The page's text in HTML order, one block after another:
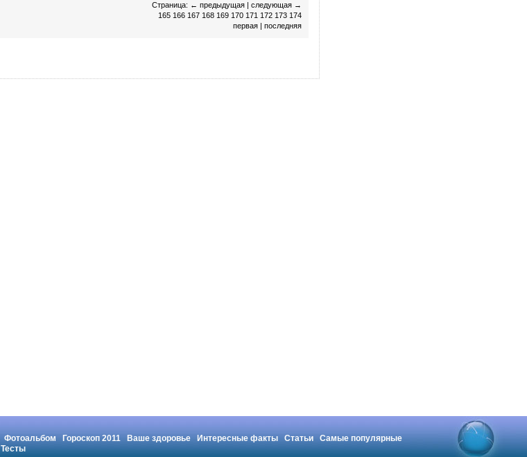
Страница: ← предыдущая | следующая →
165 166 167 168 169 170 171 172 173 174
первая | последняя
Фотоальбом Гороскоп 2011 Ваше здоровье Интересные факты Статьи
Самые популярные
Тесты